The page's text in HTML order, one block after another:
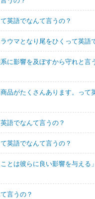
英語でなんて言うの？
ウマとなり尾をひくって英語
に影響を及ぼすから守れと言
品がたくさんあります。って
語でなんて言うの？
英語でなんて言うの？
とは彼らに良い影響を与える
言うの？